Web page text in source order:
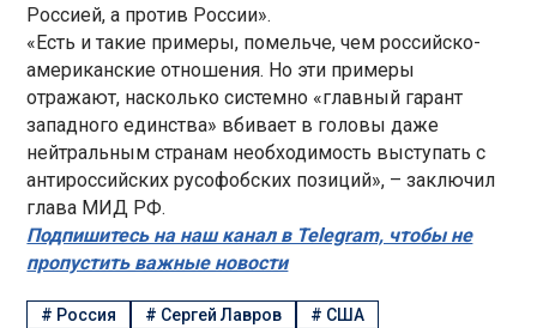
Россией, а против России».
«Есть и такие примеры, помельче, чем российско-
американские отношения. Но эти примеры
отражают, насколько системно «главный гарант
западного единства» вбивает в головы даже
нейтральным странам необходимость выступать с
антироссийских русофобских позиций», – заключил
глава МИД РФ.
Подпишитесь на наш канал в Telegram, чтобы не
пропустить важные новости
# Россия # Сергей Лавров # США